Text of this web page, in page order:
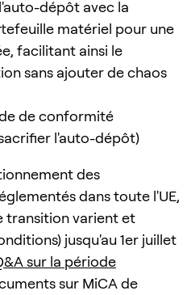
dépôt avec la
matériel pour une
facilitant ainsi le
sans ajouter de chaos
de conformité
l'auto-dépôt)
des
dans toute l'UE,
transition varient et
jusqu'au 1er juillet
sur la période
sur MiCA de